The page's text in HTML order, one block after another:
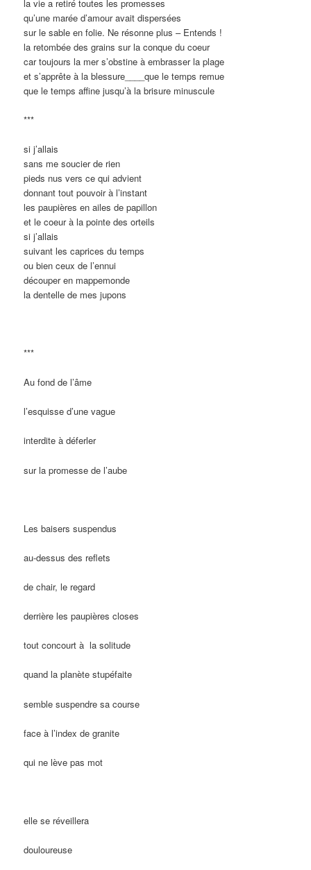
la vie a retiré toutes les promesses
qu’une marée d’amour avait dispersées
sur le sable en folie. Ne résonne plus – Entends !
la retombée des grains sur la conque du coeur
car toujours la mer s’obstine à embrasser la plage
et s’apprête à la blessure____que le temps remue
que le temps affine jusqu’à la brisure minuscule
***
si j’allais
sans me soucier de rien
pieds nus vers ce qui advient
donnant tout pouvoir à l’instant
les paupières en ailes de papillon
et le coeur à la pointe des orteils
si j’allais
suivant les caprices du temps
ou bien ceux de l’ennui
découper en mappemonde
la dentelle de mes jupons
***
Au fond de l’âme
l’esquisse d’une vague
interdite à déferler
sur la promesse de l’aube
Les baisers suspendus
au-dessus des reflets
de chair, le regard
derrière les paupières closes
tout concourt à la solitude
quand la planète stupéfaite
semble suspendre sa course
face à l’index de granite
qui ne lève pas mot
elle se réveillera
douloureuse